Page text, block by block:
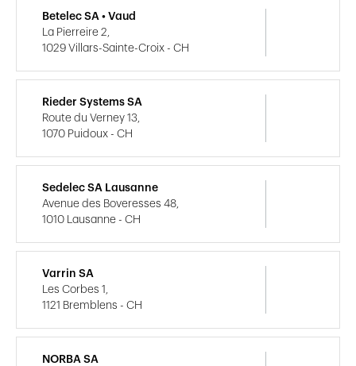
Betelec SA • Vaud
La Pierreire 2,
1029 Villars-Sainte-Croix - CH
Rieder Systems SA
Route du Verney 13,
1070 Puidoux - CH
Sedelec SA Lausanne
Avenue des Boveresses 48,
1010 Lausanne - CH
Varrin SA
Les Corbes 1,
1121 Bremblens - CH
NORBA SA